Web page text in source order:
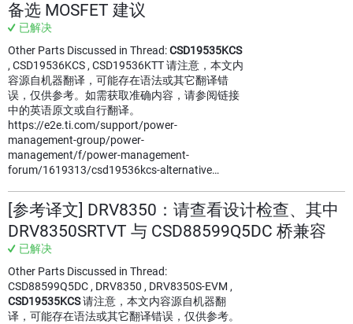
备选 MOSFET 建议
已解决
Other Parts Discussed in Thread:CSD19535KCS
, CSD19536KCS , CSD19536KTT 请注意，本文内
容源自机器翻译，可能存在语法或其它翻译错
误，仅供参考。如需获取准确内容，请参阅链接
中的英语原文或自行翻译。
https://e2e.ti.com/support/power-
management-group/power-
management/f/power-management-
forum/1619313/csd19536kcs-alternative…
[参考译文] DRV8350：请查看设计检查、其中
DRV8350SRTVT 与 CSD88599Q5DC 桥兼容
已解决
Other Parts Discussed in Thread:
CSD88599Q5DC , DRV8350 , DRV8350S-EVM ,
CSD19535KCS请注意，本文内容源自机器翻
译，可能存在语法或其它翻译错误，仅供参考。